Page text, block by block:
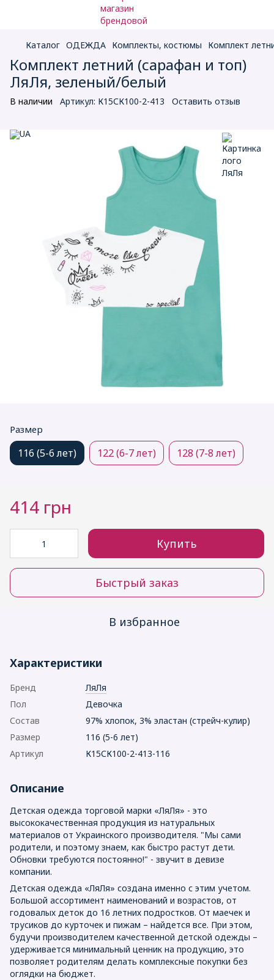
Каталог ОДЕЖДА Комплекты, костюмы Комплект
Комплект летний (сарафан и топ)
ЛяЛя, зеленый/белый
В наличии Артикул: К15СК100-2-413 Оставить отзыв
Размер
116 (5-6 лет) 122 (6-7 лет) 128 (7-8 лет)
414 грн
Купить
Быстрый заказ
В избранное
Характеристики
Бренд
ЛяЛя
Пол
Девочка
Состав
97% хлопок, 3% эластан (стрейч-кулир)
Размер
116 (5-6 лет)
Артикул
К15СК100-2-413-116
Описание
Детская одежда торговой марки «ЛяЛя» - это
высококачественная продукция из натуральных
материалов от Украинского производителя. "Мы сами
родители, и поэтому знаем, как быстро растут дети.
Обновки требуются постоянно!" - звучит в девизе
компании.
Детская одежда «ЛяЛя» создана именно с этим учетом.
Большой ассортимент наименований и возрастов, от
годовалых деток до 16 летних подростков. От маечек и
трусиков до курточек и пижам – найдется все. При этом,
будучи производителем качественной детской одежды –
удерживается минимальный ценник на продукцию, это
позволяет родителям делать комплексные покупки без
оглядки на бюджет.